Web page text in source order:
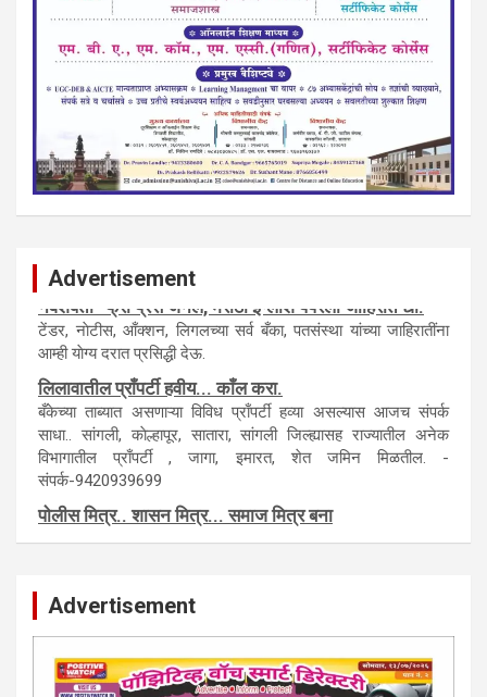
Advertisement
नवशक्ती- फ्री प्रेस जर्नल, मराठी इंग्लीश पेपरला जाहिरात द्या.
टेंडर, नाेटीस, आँक्शन, लिगलच्या सर्व बँका, पतसंस्था यांच्या जाहिरातींना
लिलावातील प्राँपर्टी हवीय... काँल करा.
बँकेच्या ताब्यात असणाऱ्या विविध प्राँपर्टी हव्या असल्यास आजच संपर्क
साधा.. सांगली, काेल्हापूर, सातारा, सांगली जिल्ह्यासह राज्यातील अनेक
विभागातील प्राँपर्टी , जागा, इमारत, शेत जमिन मिळतील. -
कायदेशीर सल्ला या मार्गदर्शन पाहिजे. संपर्क साधा-
परिस्थितीनुसार तुम्ही जर आर्थिक, शैक्षणिक, सामाजिक समस्या, गुन्हेगारी,
शारीरीक त्रास, फसवणूक सारख्या प्रकरणात अडकला असाल, काेर्टाची
पायरी चढला असाल तर चिंता नकाे.. आम्ही मदत करू. मार्गदर्शन करू,
Advertisement